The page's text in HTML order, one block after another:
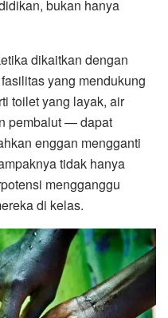
bukan hanya
dikaitkan dengan
yang mendukung
toilet yang layak, air
pembalut — dapat
enggan mengganti
tidak hanya
mengganggu
di kelas.